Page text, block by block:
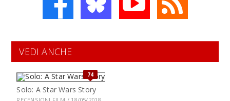
VEDI ANCHE
74
Solo: A Star Wars Story